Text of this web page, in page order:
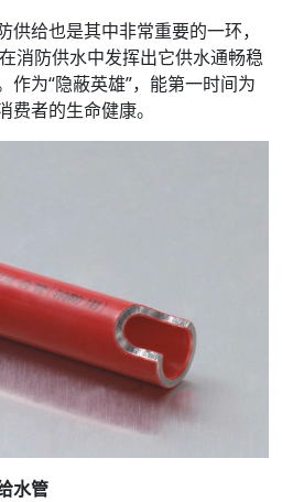
给也是其中非常重要的一环，
消防供水中发挥出它供水通畅稳
作为“隐蔽英雄”，能第一时间为
者的生命健康。
水管